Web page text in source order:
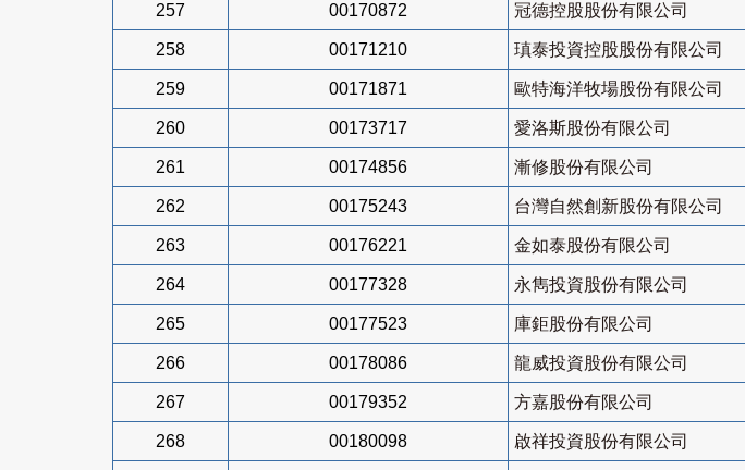
257 00170872 冠德控股股份有限公司
258 00171210 瑱泰投資控股股份有限公司
259 00171871 歐特海洋牧場股份有限公司
260 00173717 愛洛斯股份有限公司
261 00174856 漸修股份有限公司
262 00175243 台灣自然創新股份有限公司
263 00176221 金如泰股份有限公司
264 00177328 永雋投資股份有限公司
265 00177523 庫鉅股份有限公司
266 00178086 龍威投資股份有限公司
267 00179352 方嘉股份有限公司
268 00180098 啟祥投資股份有限公司